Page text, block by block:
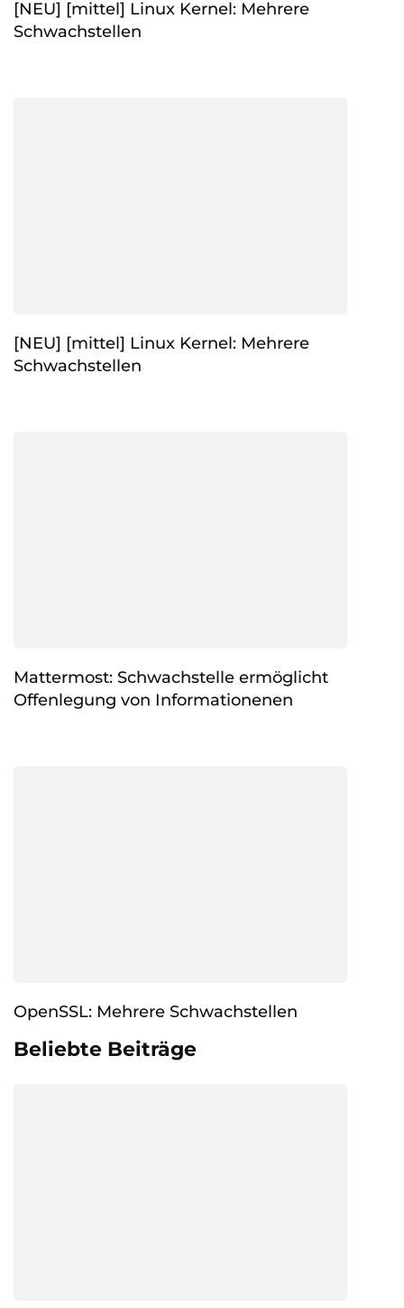
[NEU] [mittel] Linux Kernel: Mehrere
Schwachstellen
[NEU] [mittel] Linux Kernel: Mehrere
Schwachstellen
Mattermost: Schwachstelle ermöglicht
Offenlegung von Informationenen
OpenSSL: Mehrere Schwachstellen
Beliebte Beiträge